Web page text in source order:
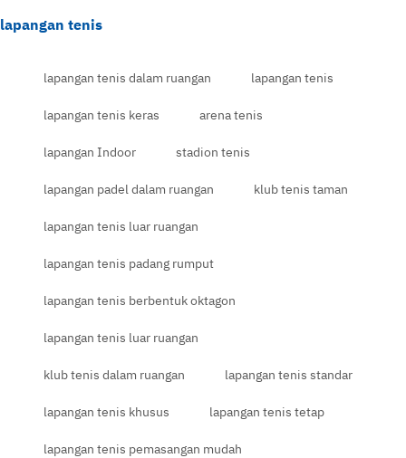
lapangan tenis
lapangan tenis dalam ruangan lapangan tenis
lapangan tenis keras arena tenis
lapangan Indoor stadion tenis
lapangan padel dalam ruangan klub tenis taman
lapangan tenis luar ruangan
lapangan tenis padang rumput
lapangan tenis berbentuk oktagon
lapangan tenis luar ruangan
klub tenis dalam ruangan lapangan tenis standar
lapangan tenis khusus lapangan tenis tetap
lapangan tenis pemasangan mudah